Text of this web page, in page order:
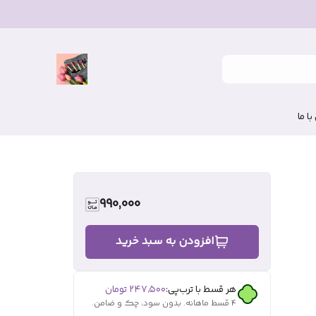
ما
990,000
افزودن به سبد خرید
هر قسط با ترب‌پی:۲۴۷٬۵۰۰تومان
۴ قسط ماهانه. بدون سود، چک و ضامن.